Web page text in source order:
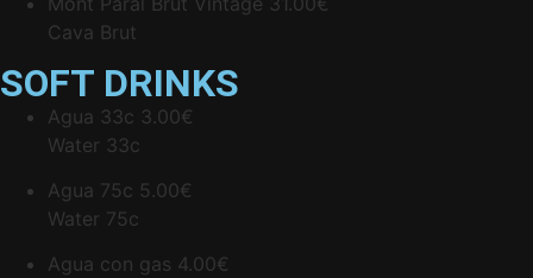
Cava Brut
SOFT DRINKS
Agua 33c 3.00€
Water 33c
Agua 75c 5.00€
Water 75c
Agua con gas 4.00€